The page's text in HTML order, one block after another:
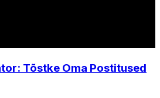
Tõstke Oma Postitused